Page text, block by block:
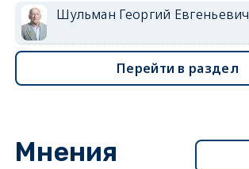
Шульман Георгий Евгеньевич
Перейти в раздел
Мнения